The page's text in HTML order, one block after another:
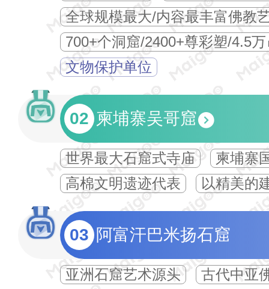
全球规模最大/内容最丰富佛教
700+个洞窟/2400+尊彩塑/4.5
文物保护单位
02 柬埔寨吴哥窟
世界最大石窟式寺庙
柬埔寨
高棉文明遗迹代表
以精美的
03 阿富汗巴米扬石窟
亚洲石窟艺术源头
古代中亚